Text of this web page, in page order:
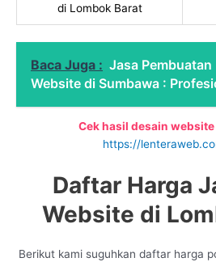
di Lombok Barat
Baca Juga : Jasa Pembuatan
Website di Sumbawa :
Cek hasil desain
https://
Daftar Harga
Website di
Berikut kami suguhkan daftar harga